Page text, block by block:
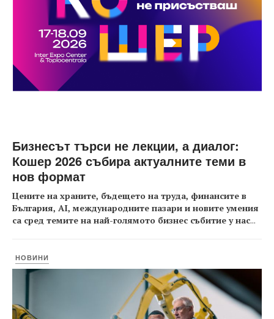
Бизнесът търси не лекции, а диалог:
Кошер 2026 събира актуалните теми в
нов формат
Цените на храните, бъдещето на труда, финансите в
България, AI, международните пазари и новите умения
са сред темите на най-голямото бизнес събитие у нас...
НОВИНИ